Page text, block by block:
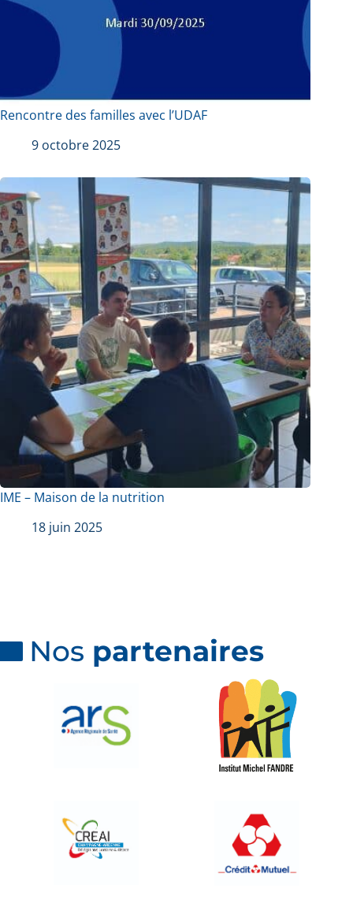
Rencontre des familles avec l’UDAF
9 octobre 2025
IME – Maison de la nutrition
18 juin 2025
Nos partenaires